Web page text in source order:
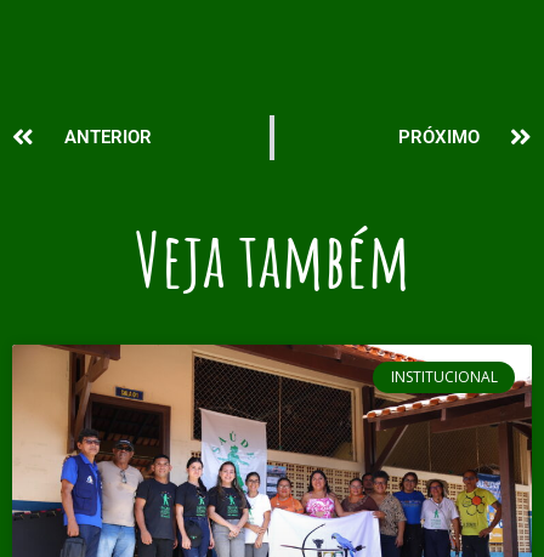
ANTERIOR PRÓXIMO
Veja também
INSTITUCIONAL